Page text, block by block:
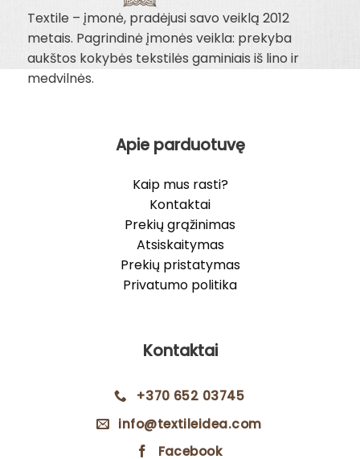
Textile – įmonė, pradėjusi savo veiklą 2012
metais. Pagrindinė įmonės veikla: prekyba
aukštos kokybės tekstilės gaminiais iš lino ir
medvilnės.
Apie parduotuvę
Kaip mus rasti?
Kontaktai
Prekių grąžinimas
Atsiskaitymas
Prekių pristatymas
Privatumo politika
Kontaktai
+370 652 03745
info@textileidea.com
Facebook